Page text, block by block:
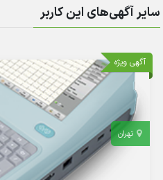
سایر آگهی‌های این کاربر
آگهی ویژه
تهران